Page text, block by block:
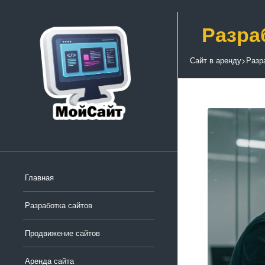
Главная
Разработка сайтов
Продвижение сайтов
Аренда сайта
Сайт в аренду>